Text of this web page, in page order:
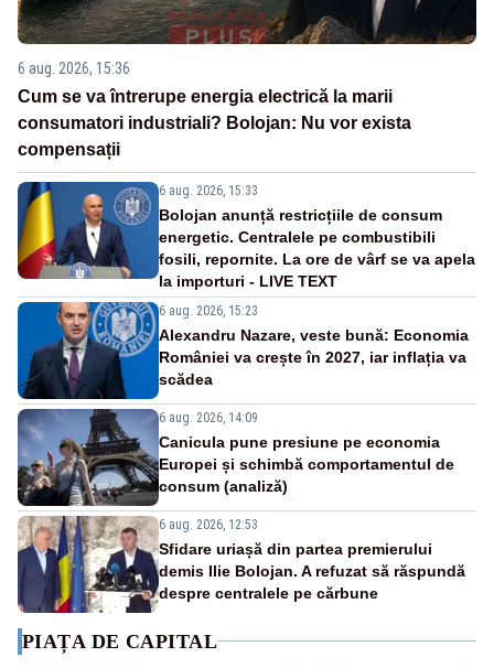
6 aug. 2026, 15:36
Cum se va întrerupe energia electrică la marii
consumatori industriali? Bolojan: Nu vor exista
compensații
6 aug. 2026, 15:33
Bolojan anunță restricțiile de consum
energetic. Centralele pe combustibili
fosili, repornite. La ore de vârf se va apela
la importuri - LIVE TEXT
6 aug. 2026, 15:23
Alexandru Nazare, veste bună: Economia
României va crește în 2027, iar inflația va
scădea
6 aug. 2026, 14:09
Canicula pune presiune pe economia
Europei și schimbă comportamentul de
consum (analiză)
6 aug. 2026, 12:53
Sfidare uriașă din partea premierului
demis Ilie Bolojan. A refuzat să răspundă
despre centralele pe cărbune
PIAȚA DE CAPITAL